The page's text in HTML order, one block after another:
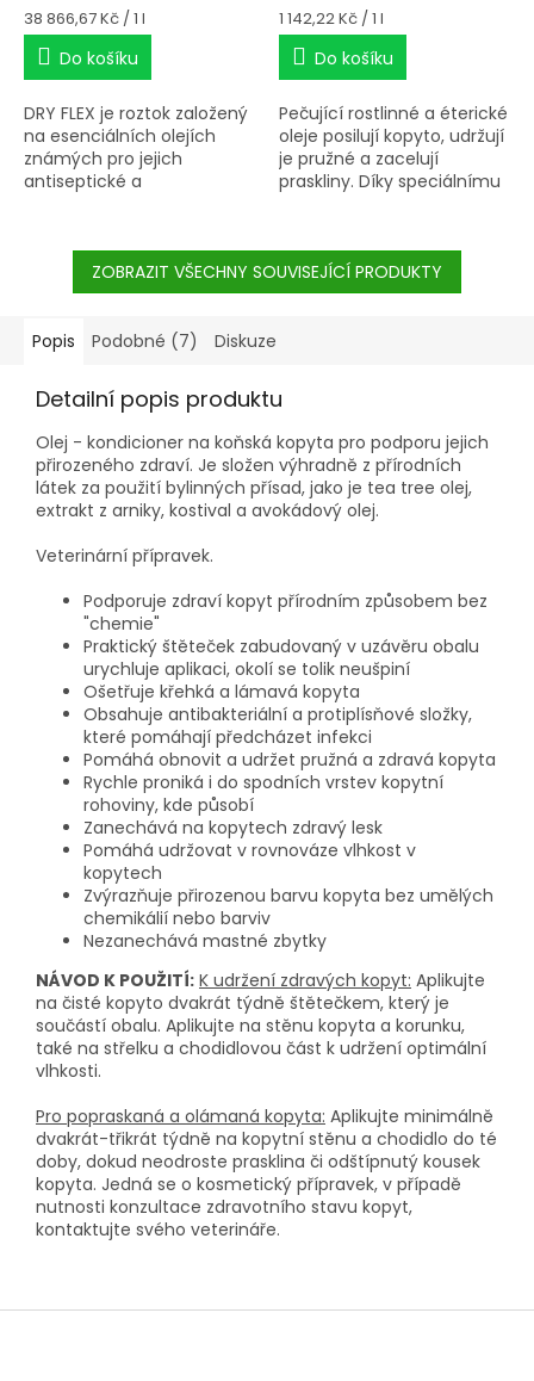
Měrná
cena:
38 866,67 Kč / 1 l
Do košíku
DRY FLEX je roztok založený
na esenciálních olejích
známých pro jejich
antiseptické a
Měrná
cena:
1 142,22 Kč / 1 l
Do košíku
Pečující rostlinné a éterické
oleje posilují kopyto, udržují
je pružné a zacelují
praskliny. Díky speciálnímu
pěstěné a hladké. Kopyto je
chráněno před škodlivými
organismy a agresivními
ZOBRAZIT VŠECHNY SOUVISEJÍCÍ PRODUKTY
Popis Podobné (7) Diskuze
Detailní popis produktu
Olej - kondicioner na koňská kopyta pro podporu jejich
přirozeného zdraví. Je složen výhradně z přírodních
látek za použití bylinných přísad, jako je tea tree olej,
extrakt z arniky, kostival a avokádový olej.
Veterinární přípravek.
Podporuje zdraví kopyt přírodním způsobem bez
"chemie"
Praktický štěteček zabudovaný v uzávěru obalu
urychluje aplikaci, okolí se tolik neušpiní
Ošetřuje křehká a lámavá kopyta
Obsahuje antibakteriální a protiplísňové složky,
které pomáhají předcházet infekci
Pomáhá obnovit a udržet pružná a zdravá kopyta
Rychle proniká i do spodních vrstev kopytní
rohoviny, kde působí
Zanechává na kopytech zdravý lesk
Pomáhá udržovat v rovnováze vlhkost v
kopytech
Zvýrazňuje přirozenou barvu kopyta bez umělých
chemikálií nebo barviv
Nezanechává mastné zbytky
NÁVOD K POUŽITÍ: K udržení zdravých kopyt: Aplikujte
na čisté kopyto dvakrát týdně štětečkem, který je
součástí obalu. Aplikujte na stěnu kopyta a korunku,
také na střelku a chodidlovou část k udržení optimální
vlhkosti.
Pro popraskaná a olámaná kopyta: Aplikujte minimálně
dvakrát-třikrát týdně na kopytní stěnu a chodidlo do té
doby, dokud neodroste prasklina či odštípnutý kousek
kopyta. Jedná se o kosmetický přípravek, v případě
nutnosti konzultace zdravotního stavu kopyt,
kontaktujte svého veterináře.
Z